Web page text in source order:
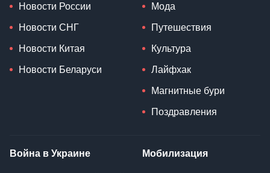
Новости России
Новости СНГ
Новости Китая
Новости Беларуси
Мода
Путешествия
Культура
Лайфхак
Магнитные бури
Поздравления
Война в Украине Мобилизация